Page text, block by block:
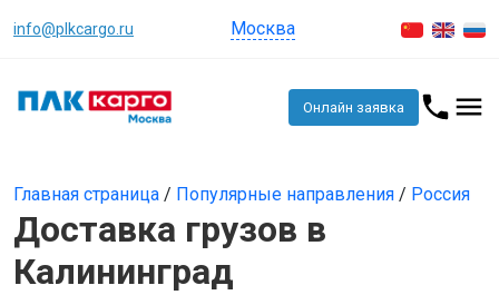
info@plkcargo.ru Москва
Онлайн заявка
Главная страница / Популярные направления / Россия
Доставка грузов в
Калининград